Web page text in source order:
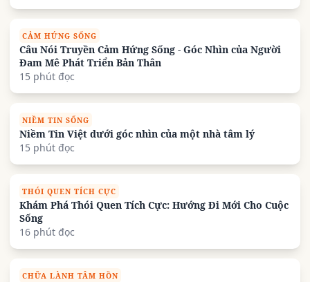
CẢM HỨNG SỐNG
Câu Nói Truyền Cảm Hứng Sống - Góc Nhìn của Người
Đam Mê Phát Triển Bản Thân
15 phút đọc
NIỀM TIN SỐNG
Niềm Tin Việt dưới góc nhìn của một nhà tâm lý
15 phút đọc
THÓI QUEN TÍCH CỰC
Khám Phá Thói Quen Tích Cực: Hướng Đi Mới Cho Cuộc
Sống
16 phút đọc
CHỮA LÀNH TÂM HỒN